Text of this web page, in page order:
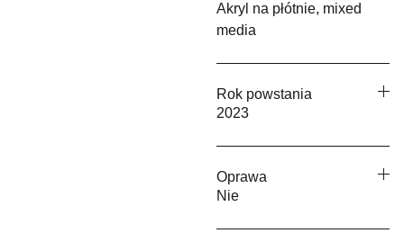
Akryl na płótnie, mixed
media
Rok powstania
2023
Oprawa
Nie